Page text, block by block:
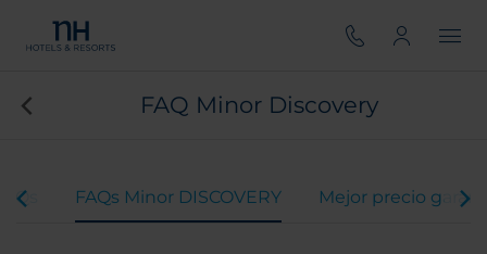
FAQ Minor Discovery
FAQs Minor DISCOVERY Mejor precio